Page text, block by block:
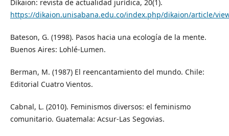
Díkaion: revista de actualidad jurídica, 20(1).
https://dikaion.unisabana.edu.co/index.php/dikaion/article/
Bateson, G. (1998). Pasos hacia una ecología de la mente.
Buenos Aires: Lohlé-Lumen.
Berman, M. (1987) El reencantamiento del mundo. Chile:
Editorial Cuatro Vientos.
Cabnal, L. (2010). Feminismos diversos: el feminismo
comunitario. Guatemala: Acsur-Las Segovias.